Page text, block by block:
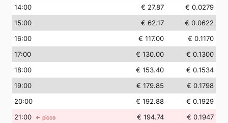
14:00 € 27.87
€ 0.0279
15:00 € 62.17
€ 0.0622
16:00 € 117.00
€ 0.1170
17:00 € 130.00
€ 0.1300
18:00 € 153.40
€ 0.1534
19:00 € 179.85
€ 0.1798
20:00 € 192.88
€ 0.1929
21:00 ← picco € 194.74
€ 0.1947